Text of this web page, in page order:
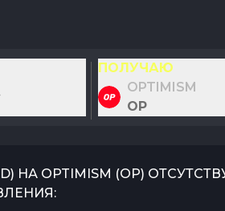
ПОЛУЧАЮ
OPTIMISM
OP
) НА OPTIMISM (OP)